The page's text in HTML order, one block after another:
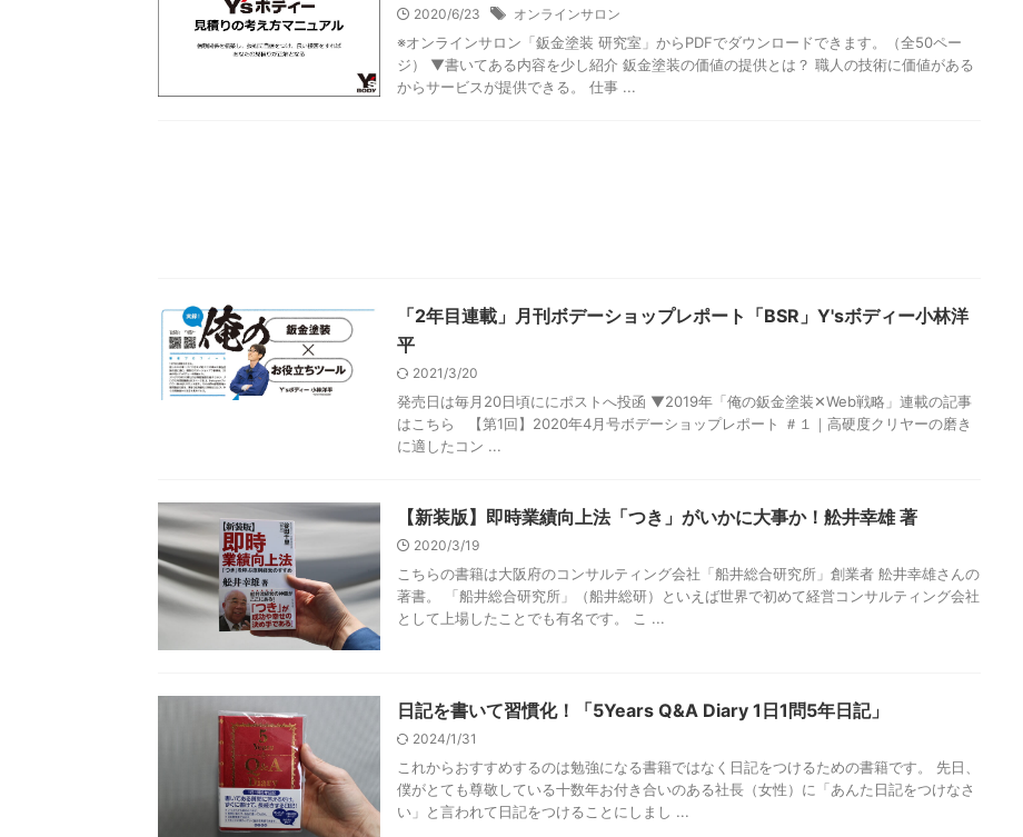
2020/6/23 オンラインサロン
※オンラインサロン「鈑金塗装 研究室」からPDFでダウンロードできます。（全50ペー
ジ） ▼書いてある内容を少し紹介 鈑金塗装の価値の提供とは？ 職人の技術に価値がある
からサービスが提供できる。 仕事 ...
「2年目連載」月刊ボデーショップレポート「BSR」Y'sボディー小林洋
平
2021/3/20
発売日は毎月20日頃ににポストへ投函 ▼2019年「俺の鈑金塗装✕Web戦略」連載の記事
はこちら 【第1回】2020年4月号ボデーショップレポート ＃１｜高硬度クリヤーの磨き
に適したコン ...
【新装版】即時業績向上法「つき」がいかに大事か！舩井幸雄 著
2020/3/19
こちらの書籍は大阪府のコンサルティング会社「船井総合研究所」創業者 舩井幸雄さんの
著書。 「船井総合研究所」（船井総研）といえば世界で初めて経営コンサルティング会社
として上場したことでも有名です。 こ ...
日記を書いて習慣化！「5Years Q&A Diary 1日1問5年日記」
2024/1/31
これからおすすめするのは勉強になる書籍ではなく日記をつけるための書籍です。 先日、
僕がとても尊敬している十数年お付き合いのある社長（女性）に「あんた日記をつけなさ
い」と言われて日記をつけることにしまし ...